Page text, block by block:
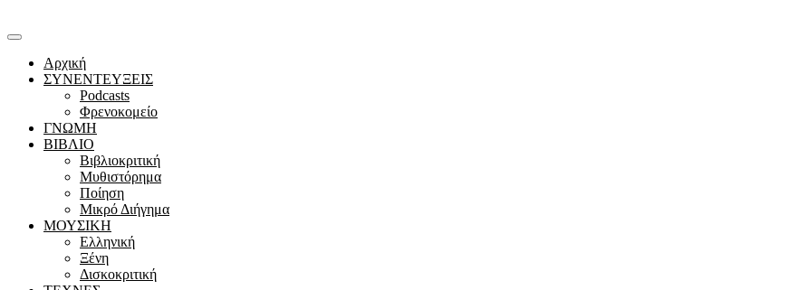
Αρχική
ΣΥΝΕΝΤΕΥΞΕΙΣ
Podcasts
Φρενοκομείο
ΓΝΩΜΗ
ΒΙΒΛΙΟ
Βιβλιοκριτική
Μυθιστόρημα
Ποίηση
Μικρό Διήγημα
ΜΟΥΣΙΚΗ
Ελληνική
Ξένη
Δισκοκριτική